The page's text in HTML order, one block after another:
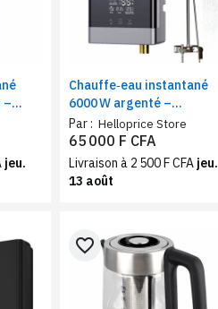
–
jeu.
Chauffe‑eau instantané
6000 W argenté –
thermostat numérique,
douche / cuisine
Par : Helloprice Store
65 000 F CFA
Livraison à 2 500 F CFA jeu.
13 août
favorite_border